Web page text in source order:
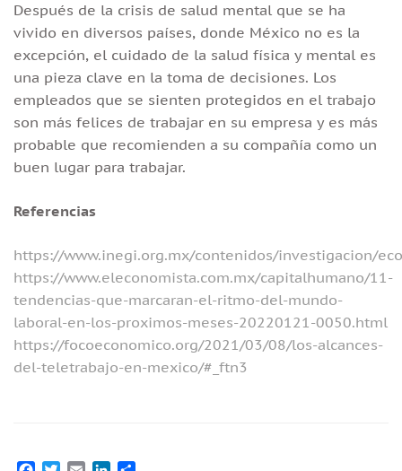
Después de la crisis de salud mental que se ha
vivido en diversos países, donde México no es la
excepción, el cuidado de la salud física y mental es
una pieza clave en la toma de decisiones. Los
empleados que se sienten protegidos en el trabajo
son más felices de trabajar en su empresa y es más
probable que recomienden a su compañía como un
buen lugar para trabajar.
Referencias
https://www.inegi.org.mx/contenidos/investigacion/
https://www.eleconomista.com.mx/capitalhumano/11-
tendencias-que-marcaran-el-ritmo-del-mundo-
laboral-en-los-proximos-meses-20220121-0050.html
https://focoeconomico.org/2021/03/08/los-alcances-
del-teletrabajo-en-mexico/#_ftn3
Facebook
TwitterEmailLinkedIn